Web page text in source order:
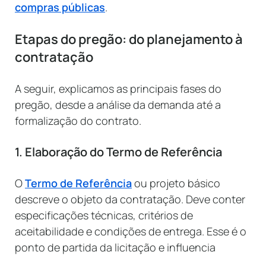
compras públicas.
Etapas do pregão: do planejamento à
contratação
A seguir, explicamos as principais fases do
pregão, desde a análise da demanda até a
formalização do contrato.
1. Elaboração do Termo de Referência
OTermo de Referênciaou projeto básico
descreve o objeto da contratação. Deve conter
especificações técnicas, critérios de
aceitabilidade e condições de entrega. Esse é o
ponto de partida da licitação e influencia